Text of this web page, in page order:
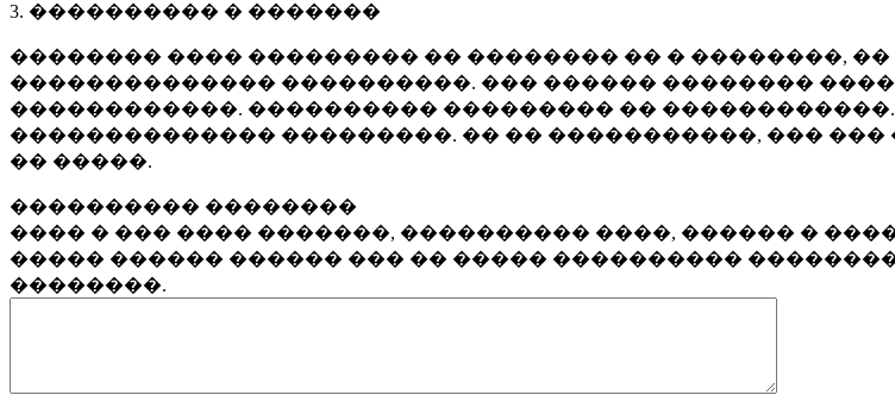
3. ���������� � �������
�������� ���� ��������� �� �������� �� � ��������,
�������������� ����������. ��� ������ ��������
������������. ���������� ��������� ��
�������������� ���������. �� �� �����������, ���
�� �����.
���������� ��������
���� � ��� ���� �������, ���������� ����, ������ �
����� ������ ������ ��� �� ����� ����������
��������.